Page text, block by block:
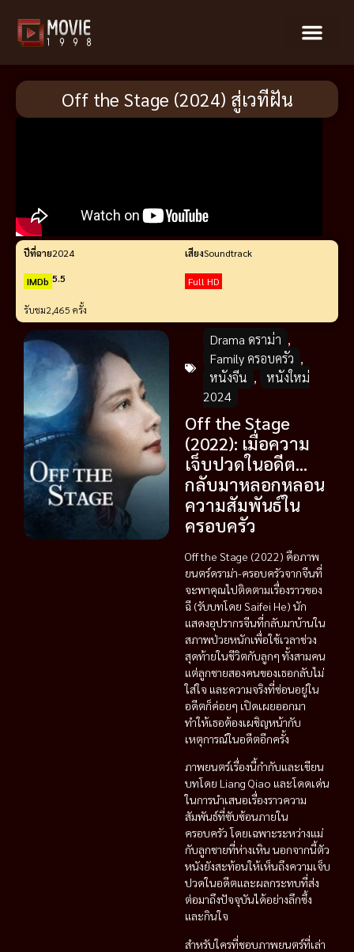
Off the Stage (2024) สู่เวทีฝัน
ปีที่ฉาย2024 เสียงSoundtrack
IMDb 5.5 Full HD
รับชม2,465 ครั้ง
Drama ดราม่า ,
Family ครอบครัว ,
หนังจีน ,
หนังใหม่
2024
Off the Stage
(2022): เมื่อความ
เจ็บปวดในอดีต…
กลับมาหลอกหลอน
ความสัมพันธ์ใน
ครอบครัว
Off the Stage (2022) คือภาพ
ยนตร์ดราม่า-ครอบครัวจากจีนที่
จะพาคุณไปติดตามเรื่องราวของ
ฉี (รับบทโดย Saifei He) นัก
แสดงอุปรากรจีนที่กลับมาบ้านใน
สภาพป่วยหนักเพื่อใช้เวลาช่วง
สุดท้ายในชีวิตกับลูกๆ ทั้งสามคน
แต่ลูกชายสองคนของเธอกลับไม่
ใส่ใจ และความจริงที่ซ่อนอยู่ใน
อดีตก็ค่อยๆ เปิดเผยออกมา
ทำให้เธอต้องเผชิญหน้ากับ
เหตุการณ์ในอดีตอีกครั้ง
ภาพยนตร์เรื่องนี้กำกับและเขียน
บทโดย Liang Qiao และโดดเด่น
ในการนำเสนอเรื่องราวความ
สัมพันธ์ที่ซับซ้อนภายใน
ครอบครัว โดยเฉพาะระหว่างแม่
กับลูกชายที่ห่างเหิน นอกจากนี้ตัว
หนังยังสะท้อนให้เห็นถึงความเจ็บ
ปวดในอดีตและผลกระทบที่ส่ง
ต่อมาถึงปัจจุบันได้อย่างลึกซึ้ง
และกินใจ
สำหรับใครที่ชอบภาพยนตร์ที่เล่า